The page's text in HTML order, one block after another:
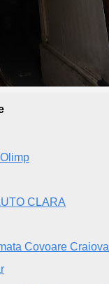
CLARA
Covoare Craiova